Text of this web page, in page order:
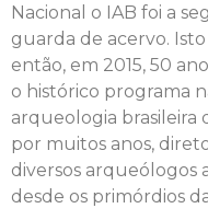
Nacional o IAB foi a
guarda de acervo.
então, em 2015, 50
o histórico programa
arqueologia brasileira
por muitos anos,
diversos arqueólogos
desde os primórdios